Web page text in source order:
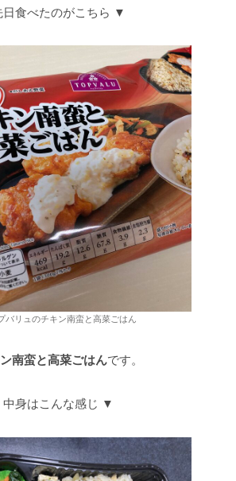
日食べたのがこちら ▼
バリュのチキン南蛮と高菜ごはん
南蛮と高菜ごはんです。
中身はこんな感じ ▼